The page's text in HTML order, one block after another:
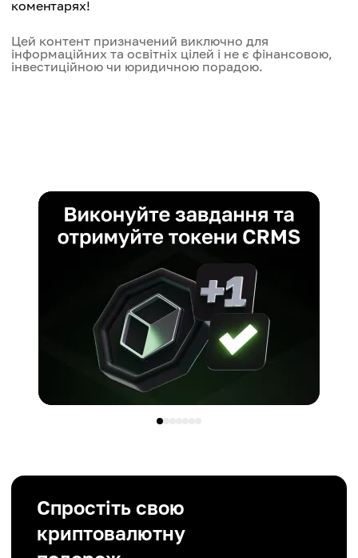
коментарях!
Цей контент призначений виключно для
інформаційних та освітніх цілей і не є фінансовою,
інвестиційною чи юридичною порадою.
Спростіть свою
криптовалютну